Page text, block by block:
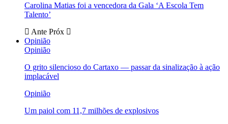
Carolina Matias foi a vencedora da Gala ‘A Escola Tem
Talento’
Ante Próx
Opinião
Opinião
O grito silencioso do Cartaxo — passar da sinalização à ação
implacável
Opinião
Um paiol com 11,7 milhões de explosivos